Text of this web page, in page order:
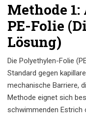
Methode
PE-Folie
Lösung)
Die Polyethylen-Folie
Standard gegen
mechanische Barriere,
Methode eignet sich
schwimmenden Estrich